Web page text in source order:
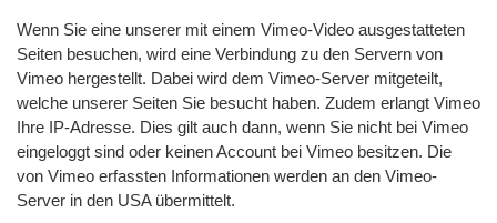
Wenn Sie eine unserer mit einem Vimeo-Video ausgestatteten
Seiten besuchen, wird eine Verbindung zu den Servern von
Vimeo hergestellt. Dabei wird dem Vimeo-Server mitgeteilt,
welche unserer Seiten Sie besucht haben. Zudem erlangt Vimeo
Ihre IP-Adresse. Dies gilt auch dann, wenn Sie nicht bei Vimeo
eingeloggt sind oder keinen Account bei Vimeo besitzen. Die
von Vimeo erfassten Informationen werden an den Vimeo-
Server in den USA übermittelt.